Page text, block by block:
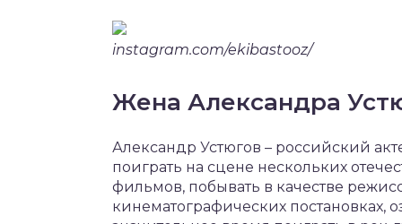
instagram.com/ekibastooz/
Жена Александра
Александр Устюгов – российский
поиграть на сцене нескольких
фильмов, побывать в качестве
кинематографических постановках,